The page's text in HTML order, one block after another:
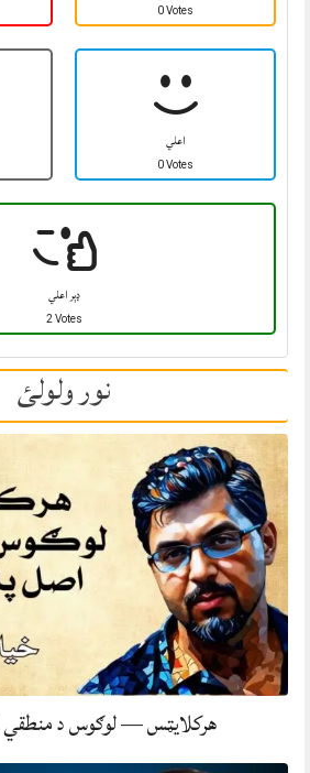
0 Votes
اعلي
0 Votes
ډېر اعلي
2 Votes
نور ولولئ
هرکلایټس — لوګوس د منطقي